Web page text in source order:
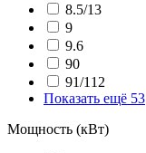
8.5/13
9
9.6
90
91/112
Показать ещё 53
Мощность (кВт)